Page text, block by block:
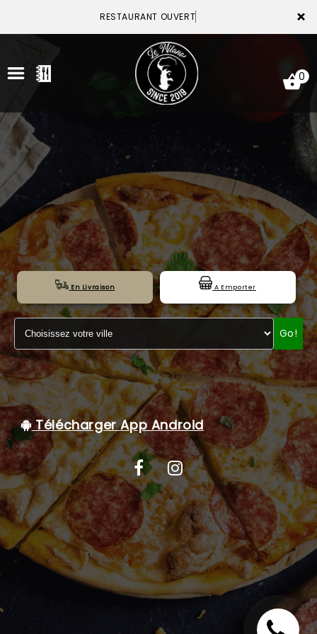
×
RESTAURANT OUVERT
ACCUEIL
LA CARTE
VOTRE COMPTE
NOTRE RESTAURANT
VOS AVIS
MENTIONS LÉGALES
C.G.V
0
En Livraison A Emporter
Go!
Télécharger App Android